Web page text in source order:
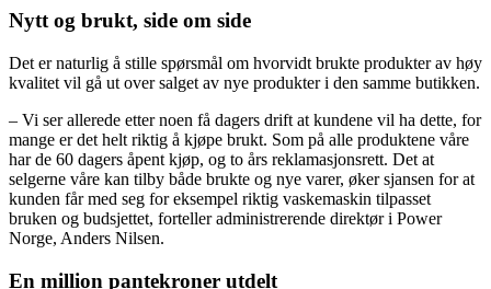
Nytt og brukt, side om side
Det er naturlig å stille spørsmål om hvorvidt brukte produkter av høy
kvalitet vil gå ut over salget av nye produkter i den samme butikken.
– Vi ser allerede etter noen få dagers drift at kundene vil ha dette, for
mange er det helt riktig å kjøpe brukt. Som på alle produktene våre
har de 60 dagers åpent kjøp, og to års reklamasjonsrett. Det at
selgerne våre kan tilby både brukte og nye varer, øker sjansen for at
kunden får med seg for eksempel riktig vaskemaskin tilpasset
bruken og budsjettet, forteller administrerende direktør i Power
Norge, Anders Nilsen.
En million pantekroner utdelt